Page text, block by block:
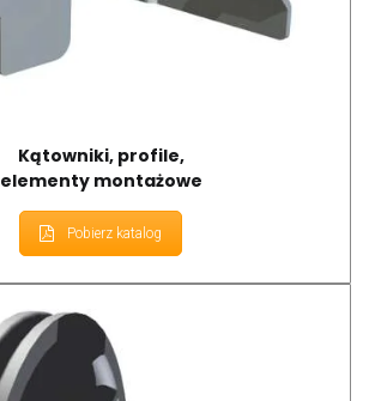
Kątowniki, profile,
elementy montażowe
Pobierz katalog